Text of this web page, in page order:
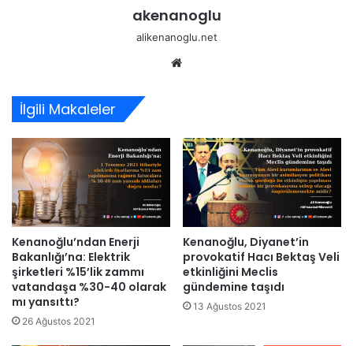
akenanoglu
alikenanoglu.net
İlgili Makaleler
Kenanoğlu’ndan Enerji
Bakanlığı’na: Elektrik
şirketleri %15’lik zammı
vatandaşa %30-40 olarak
mı yansıttı?
26 Ağustos 2021
Kenanoğlu, Diyanet’in
provokatif Hacı Bektaş Veli
etkinliğini Meclis
gündemine taşıdı
13 Ağustos 2021